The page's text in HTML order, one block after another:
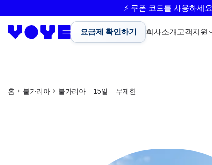
⚡ 쿠폰 코드를 사용하세요
요금제 확인하기 회사소개 고객지원
홈 불가리아 불가리아 – 15일 – 무제한